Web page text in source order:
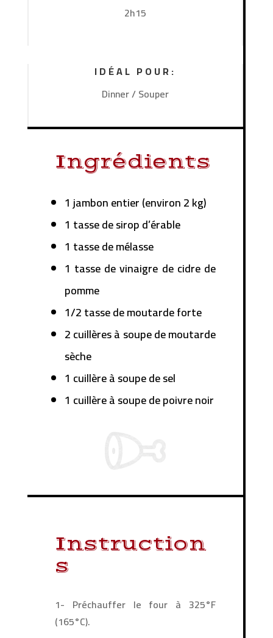
2h15
IDÉAL POUR:
Dinner / Souper
Ingrédients
1 jambon entier (environ 2 kg)
1 tasse de sirop d’érable
1 tasse de mélasse
1 tasse de vinaigre de cidre de
pomme
1/2 tasse de moutarde forte
2 cuillères à soupe de moutarde
sèche
1 cuillère à soupe de sel
1 cuillère à soupe de poivre noir
Instruction
s
1- Préchauffer le four à 325°F
(165°C).